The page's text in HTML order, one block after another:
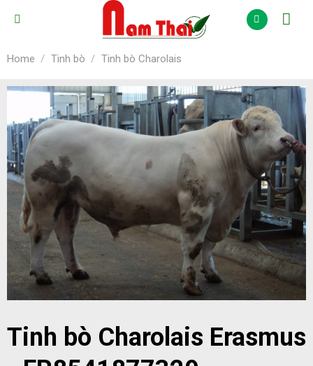
Home / Tinh bò / Tinh bò Charolais
Tinh bò Charolais Erasmus